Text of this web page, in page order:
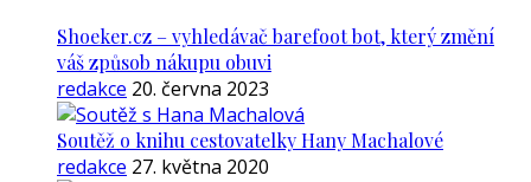
Shoeker.cz – vyhledávač barefoot bot, který změní
váš způsob nákupu obuvi
redakce 20. června 2023
Soutěž o knihu cestovatelky Hany Machalové
redakce 27. května 2020